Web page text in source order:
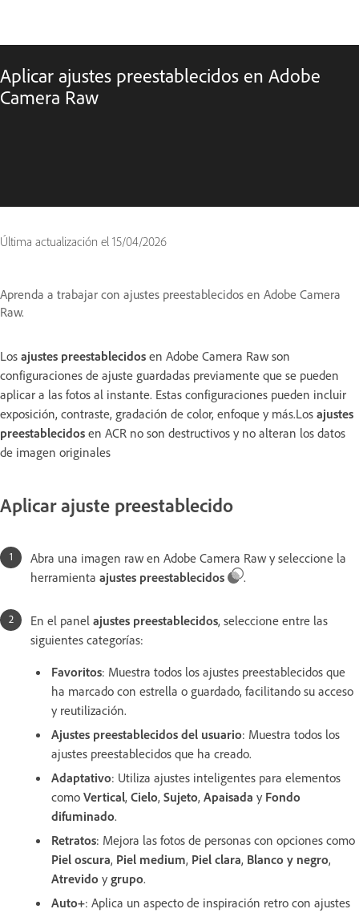
Aplicar ajustes preestablecidos en Adobe
Camera Raw
Última actualización el 15/04/2026
Aprenda a trabajar con ajustes preestablecidos en Adobe Camera
Raw.
Los ajustes preestablecidos en Adobe Camera Raw son
configuraciones de ajuste guardadas previamente que se pueden
aplicar a las fotos al instante. Estas configuraciones pueden incluir
exposición, contraste, gradación de color, enfoque y más.Los ajustes
preestablecidos en ACR no son destructivos y no alteran los datos
de imagen originales
Aplicar ajuste preestablecido
Abra una imagen raw en Adobe Camera Raw y seleccione la
herramienta ajustes preestablecidos .
En el panel ajustes preestablecidos, seleccione entre las
siguientes categorías:
Favoritos: Muestra todos los ajustes preestablecidos que
ha marcado con estrella o guardado, facilitando su acceso
y reutilización.
Ajustes preestablecidos del usuario: Muestra todos los
ajustes preestablecidos que ha creado.
Adaptativo: Utiliza ajustes inteligentes para elementos
como Vertical, Cielo, Sujeto, Apaisada y Fondo
difuminado.
Retratos: Mejora las fotos de personas con opciones como
Piel oscura, Piel medium, Piel clara, Blanco y negro,
Atrevido y grupo.
Auto+: Aplica un aspecto de inspiración retro con ajustes